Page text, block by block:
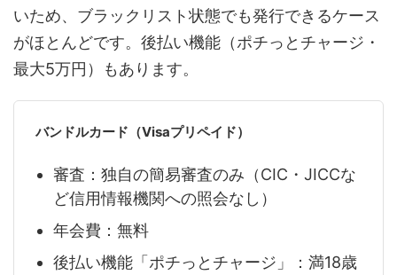
いため、ブラックリスト状態でも発行できるケース
がほとんどです。後払い機能（ポチっとチャージ・
最大5万円）もあります。
バンドルカード（Visaプリペイド）
審査：独自の簡易審査のみ（CIC・JICCな
ど信用情報機関への照会なし）
年会費：無料
後払い機能「ポチっとチャージ」：満18歳